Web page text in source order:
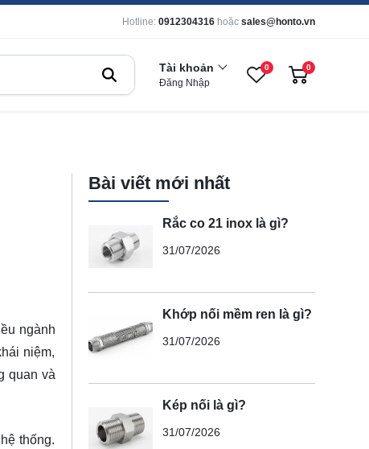
Hotline: 0912304316 hoặc sales@honto.vn
Tài khoản
Đăng Nhập
0 0
ngành
niệm,
quan và
thống.
Bài viết mới nhất
Rắc co 21 inox là gì?
31/07/2026
Khớp nối mềm ren là gì?
31/07/2026
Kép nối là gì?
31/07/2026